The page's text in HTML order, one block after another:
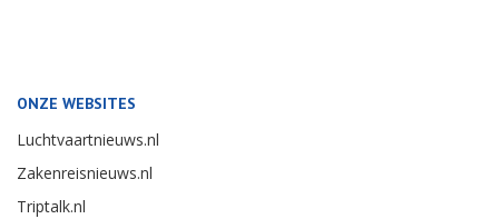
ONZE WEBSITES
Luchtvaartnieuws.nl
Zakenreisnieuws.nl
Triptalk.nl